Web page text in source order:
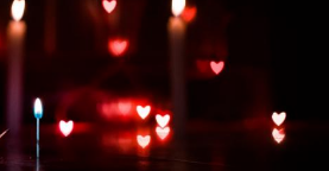
магазина "Всё для
праздника"
проект